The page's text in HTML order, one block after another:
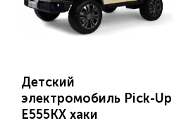
Детский
электромобиль Pick-Up
E555KX хаки